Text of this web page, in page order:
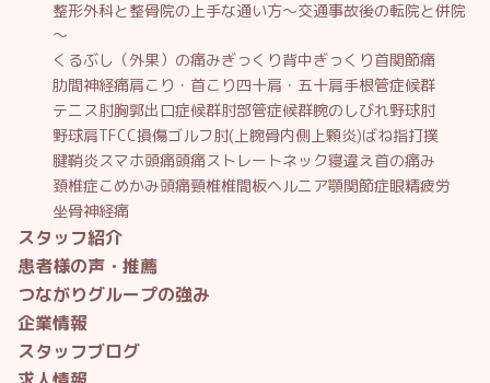
整形外科と整骨院の上手な通い方～交通事故後の転院と併院
～
くるぶし（外果）の痛みぎっくり背中ぎっくり首関節痛
肋間神経痛肩こり・首こり四十肩・五十肩手根管症候群
テニス肘胸郭出口症候群肘部管症候群腕のしびれ野球肘
野球肩TFCC損傷ゴルフ肘(上腕骨内側上顆炎)ばね指打撲
腱鞘炎スマホ頭痛頭痛ストレートネック寝違え首の痛み
頚椎症こめかみ頭痛頸椎椎間板ヘルニア顎関節症眼精疲労
坐骨神経痛
スタッフ紹介
患者様の声・推薦
つながりグループの強み
企業情報
スタッフブログ